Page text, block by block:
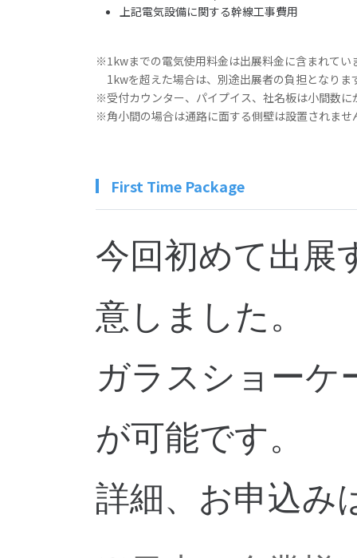
上記電気設備に関する幹線工事費用
※1kwまでの電気使用料金は出展料金に含まれてい
1kwを超えた場合は、別途出展者の負担となりま
※受付カウンター、パイプイス、社名板は小間数
※角小間の場合は通路に面する側壁は設置されませ
First Time Package
今回初めて出展
意しました。
ガラスショーケ
が可能です。
詳細、お申込み